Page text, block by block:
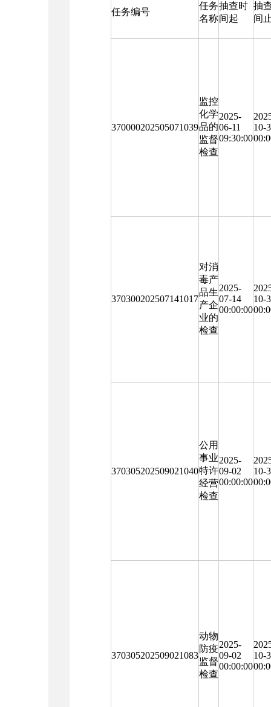
任务编号
任务
名称
抽查时
间起
抽
间
370000202505071039
监控
化学
品的
监督
检查
2025-
06-11
09:30:00
10-
370300202507141017
对消
毒产
品生
产企
业的
检查
2025-
07-14
00:00:00
10-
370305202509021040
公用
事业
特许
经营
检查
2025-
09-02
00:00:00
10-
370305202509021083
动物
防疫
监督
检查
2025-
09-02
00:00:00
10-